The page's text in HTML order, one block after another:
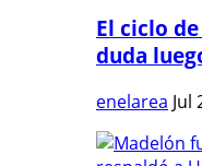
El ciclo
duda
enelarea Jul